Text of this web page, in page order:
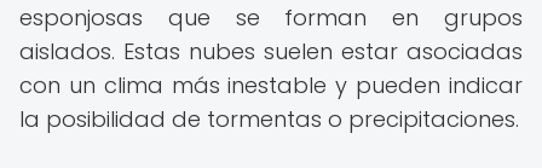
esponjosas que se forman en grupos
aislados. Estas nubes suelen estar asociadas
con un clima más inestable y pueden indicar
la posibilidad de tormentas o precipitaciones.